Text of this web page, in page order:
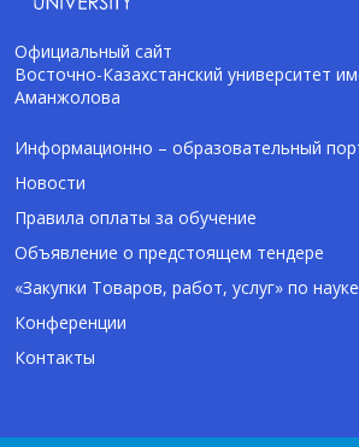
Официальный сайт
Восточно-Казахстанский университет
Аманжолова
Информационно – образовательный
Новости
Правила оплаты за обучение
Объявление о предстоящем тендере
«Закупки Товаров, работ, услуг» по науке
Конференции
Контакты
Помощник Amanzholov University
Здравствуйте! Я AI-Talapker —
ВКУ им. Сарсена Аманжолова (ВКУ).
на вопросы о поступлении в